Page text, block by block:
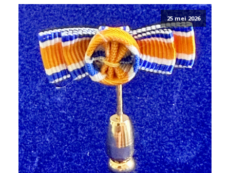
25 mei 2026